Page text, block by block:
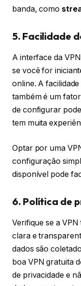
banda, como
5. Facilidade
A interface da
se você for
online. A
também é um
de configurar
tem muita
Optar por uma
configuração
disponível pode
6. Política de
Verifique se a
clara e
dados são
boa VPN gratuita
de privacidade e